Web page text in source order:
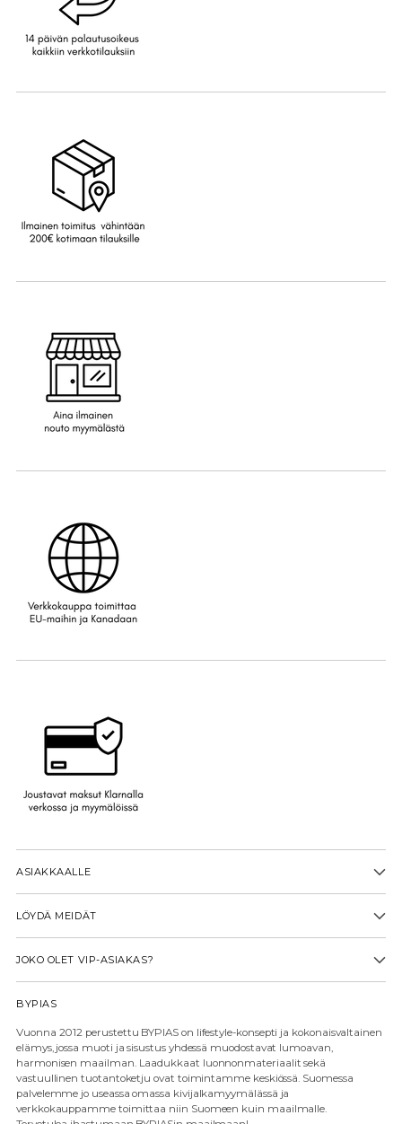
ASIAKKAALLE
LÖYDÄ MEIDÄT
JOKO OLET VIP-ASIAKAS?
BYPIAS
Vuonna 2012 perustettu BYPIAS on lifestyle-konsepti ja kokonaisvaltainen
elämys, jossa muoti ja sisustus yhdessä muodostavat lumoavan,
harmonisen maailman. Laadukkaat luonnonmateriaalit sekä
vastuullinen tuotantoketju ovat toimintamme keskiössä. Suomessa
palvelemme jo useassa omassa kivijalkamyymälässä ja
verkkokauppamme toimittaa niin Suomeen kuin maailmalle.